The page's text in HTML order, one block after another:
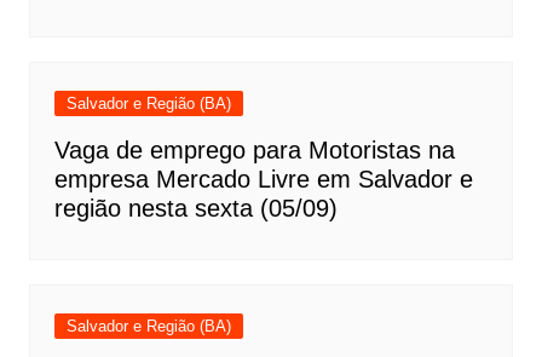
Salvador e Região (BA)
Vaga de emprego para Motoristas na
empresa Mercado Livre em Salvador e
região nesta sexta (05/09)
Salvador e Região (BA)